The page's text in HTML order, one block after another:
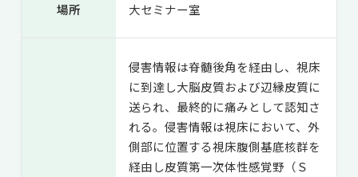
場所 大セミナー室
侵害情報は脊髄後角を経由し、視床
に到達し大脳皮質および辺縁皮質に
送られ、最終的に痛みとして認知さ
れる。侵害情報は視床において、外
側部に位置する視床腹側基底核群を
経由し皮質第一次体性感覚野（Ｓ